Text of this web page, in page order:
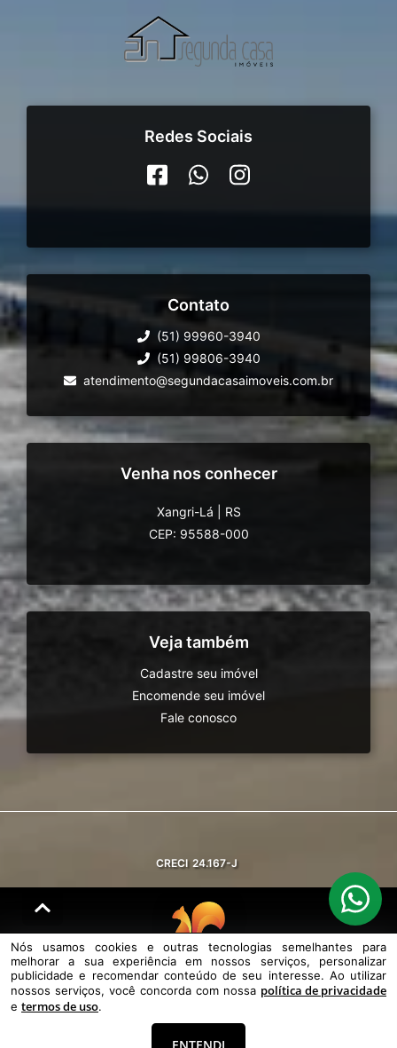
Redes Sociais
Contato
(51) 99960-3940
(51) 99806-3940
atendimento@segundacasaimoveis.com.br
Venha nos conhecer
Xangri-Lá
RS
CEP: 95588-000
Veja também
Cadastre seu imóvel
Encomende seu imóvel
Fale conosco
CRECI 24.167-J
© DESENVOLVIDO PELAAGIL.NET
Nós usamos cookies e outras tecnologias semelhantes para melhorar a
sua experiência em nossos serviços, personalizar publicidade e
Nós usamos cookies e outras tecnologias semelhantes para
melhorar a sua experiência em nossos serviços, personalizar
publicidade e recomendar conteúdo de seu interesse. Ao utilizar
nossos serviços, você concorda com nossa política de privacidade
e termos de uso.
ENTENDI